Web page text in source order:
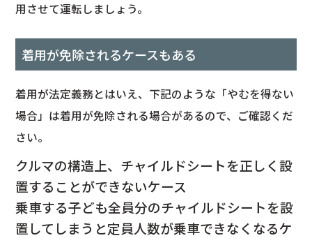
用させて運転しましょう。
着用が免除されるケースもある
着用が法定義務とはいえ、下記のような「やむを得ない
場合」は着用が免除される場合があるので、ご確認くだ
さい。
クルマの構造上、チャイルドシートを正しく設
置することができないケース
乗車する子ども全員分のチャイルドシートを設
置してしまうと定員人数が乗車できなくなるケ